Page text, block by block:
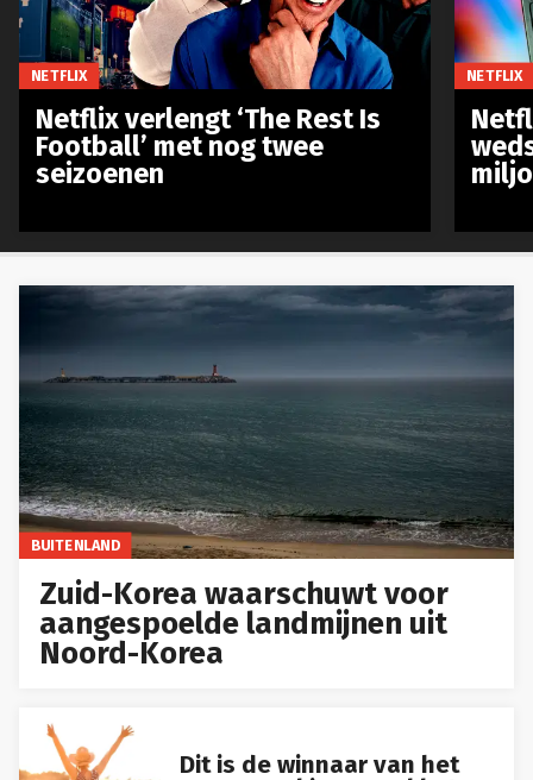
BUITENLAND
Zuid-Korea waarschuwt voor
aangespoelde landmijnen uit
Noord-Korea
Dit is de winnaar van het
NETFLIX
Netflix verlengt ‘The Rest Is
Football’ met nog twee
seizoenen
NETFLIX